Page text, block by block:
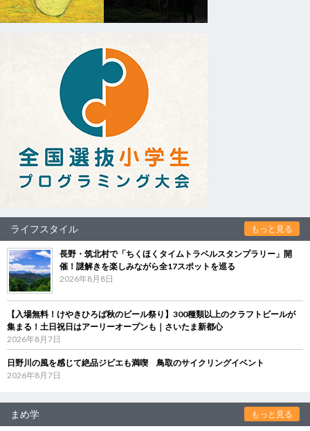
ライフスタイル もっと見る
長野・筑北村で「ちくほくタイムトラベルスタンプラリー」開
催！謎解きを楽しみながら全17スポットを巡る
2026年8月8日
【入場無料！けやきひろば秋のビール祭り】300種類以上のクラフトビールが
集まる！土日祝日はアーリーオープンも｜さいたま新都心
2026年8月7日
日野川の風を感じて絶品ジビエも満喫 鳥取のサイクリングイベント
2026年8月7日
まめ学 もっと見る